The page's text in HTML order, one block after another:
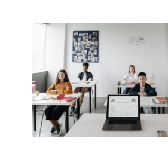
DEAL
VELOCITY
BY
MOST
—
МЕЖДУНАРОДНУЮ
ПРОГРАММУ
ДЛЯ